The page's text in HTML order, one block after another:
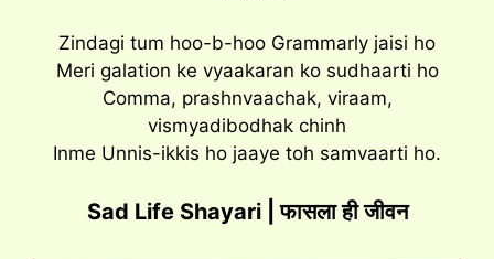
Zindagi tum hoo-b-hoo Grammarly jaisi ho
Meri galation ke vyaakaran ko sudhaarti ho
Comma, prashnvaachak, viraam,
vismyadibodhak chinh
Inme Unnis-ikkis ho jaaye toh samvaarti ho.
Sad Life Shayari | फासला ही जीवन